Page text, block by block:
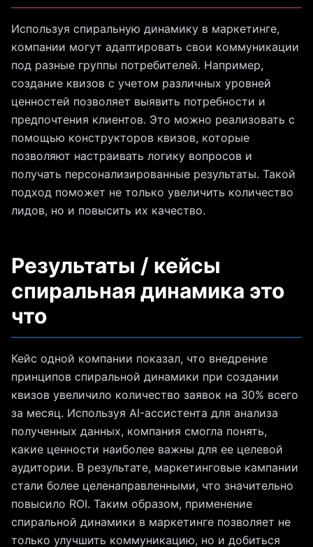
Используя спиральную динамику в маркетинге,
компании могут адаптировать свои коммуникации
под разные группы потребителей. Например,
создание квизов с учетом различных уровней
ценностей позволяет выявить потребности и
предпочтения клиентов. Это можно реализовать с
помощью конструкторов квизов, которые
позволяют настраивать логику вопросов и
получать персонализированные результаты. Такой
подход поможет не только увеличить количество
лидов, но и повысить их качество.
Результаты / кейсы
спиральная динамика это
что
Кейс одной компании показал, что внедрение
принципов спиральной динамики при создании
квизов увеличило количество заявок на 30% всего
за месяц. Используя AI-ассистента для анализа
полученных данных, компания смогла понять,
какие ценности наиболее важны для ее целевой
аудитории. В результате, маркетинговые кампании
стали более целенаправленными, что значительно
повысило ROI. Таким образом, применение
спиральной динамики в маркетинге позволяет не
только улучшить коммуникацию, но и добиться